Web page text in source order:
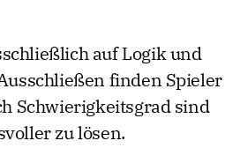
auf Logik und
finden Spieler
Schwierigkeitsgrad sind
zu lösen.